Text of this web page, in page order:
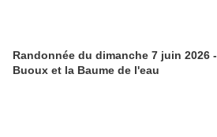
Randonnée du dimanche 7 juin 2026 -
Buoux et la Baume de l'eau